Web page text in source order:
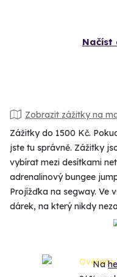
Načíst
Zobrazit zážitky na
Zážitky do 1500 Kč.
jste tu správně. Zážitky
vybírat mezi desítkami
adrenalinový bungee
Projížďka na segway. Ve
dárek, na který nikdy
Na